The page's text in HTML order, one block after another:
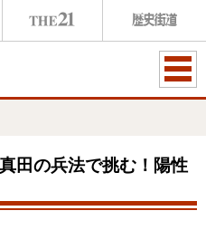
ME
田の兵法で挑む！陽性